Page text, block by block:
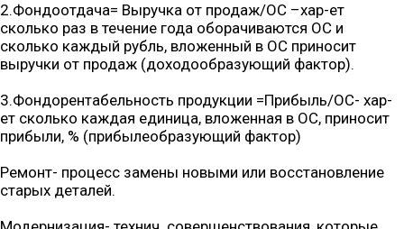
2.Фондоотдача= Выручка от продаж/ОС –хар-ет
сколько раз в течение года оборачиваются ОС и
сколько каждый рубль, вложенный в ОС приносит
выручки от продаж (доходообразующий фактор).
3.Фондорентабельность продукции =Прибыль/ОС- хар-
ет сколько каждая единица, вложенная в ОС, приносит
прибыли, % (прибылеобразующий фактор)
Ремонт- процесс замены новыми или восстановление
старых деталей.